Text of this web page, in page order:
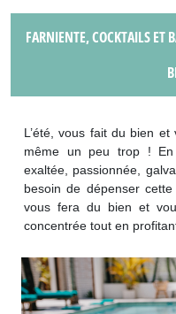
FARNIENTE, COCKTAILS
L’été, vous fait du bien et
même un peu trop !
exaltée, passionnée,
besoin de dépenser
vous fera du bien et
concentrée tout en